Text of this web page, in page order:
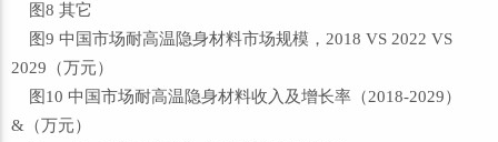
图8 其它
图9 中国市场耐高温隐身材料市场规模，2018 VS 2022 VS
2029（万元）
图10 中国市场耐高温隐身材料收入及增长率（2018-2029）
&（万元）